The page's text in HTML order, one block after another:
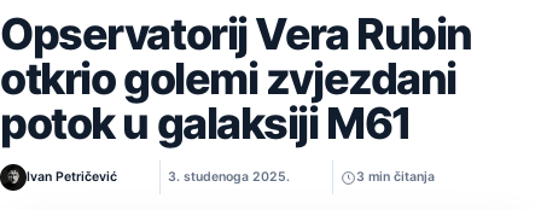
Opservatorij Vera Rubin
otkrio golemi zvjezdani
potok u galaksiji M61
Ivan Petričević 3. studenoga 2025. 3 min čitanja